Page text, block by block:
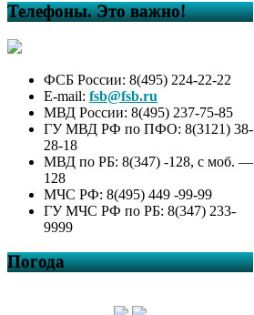
Телефоны. Это важно!
ФСБ России: 8(495) 224-22-22
E-mail: fsb@fsb.ru
МВД России: 8(495) 237-75-85
ГУ МВД РФ по ПФО: 8(3121) 38-
28-18
МВД по РБ: 8(347) -128, с моб. —
128
МЧС РФ: 8(495) 449 -99-99
ГУ МЧС РФ по РБ: 8(347) 233-
9999
Погода